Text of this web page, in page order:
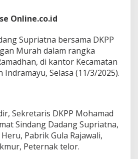
G
l
a
r
G
e
a
n
P
a
n
Online.co.id
Supriatna bersama DKPP
Murah dalam rangka
di kantor Kecamatan
Indramayu, Selasa (11/3/2025).
Sekretaris DKPP Mohamad
Sindang Dadang Supriatna,
Pabrik Gula Rajawali,
Peternak telor.